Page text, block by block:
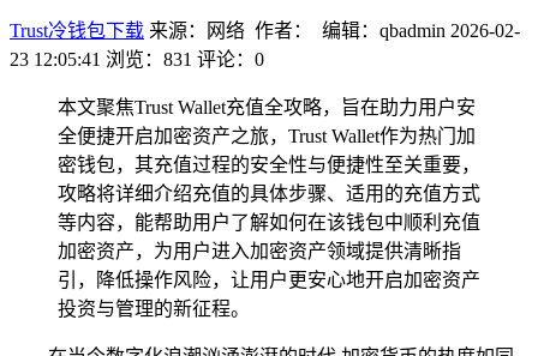
Trust冷钱包下载 来源：网络 作者： 编辑：qbadmin 2026-02-
23 12:05:41 浏览：831 评论：0
本文聚焦Trust Wallet充值全攻略，旨在助力用户安
全便捷开启加密资产之旅，Trust Wallet作为热门加
密钱包，其充值过程的安全性与便捷性至关重要，
攻略将详细介绍充值的具体步骤、适用的充值方式
等内容，能帮助用户了解如何在该钱包中顺利充值
加密资产，为用户进入加密资产领域提供清晰指
引，降低操作风险，让用户更安心地开启加密资产
投资与管理的新征程。